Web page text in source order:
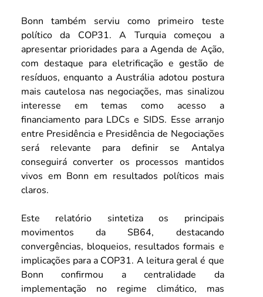
Bonn também serviu como primeiro teste
político da COP31. A Turquia começou a
apresentar prioridades para a Agenda de Ação,
com destaque para eletrificação e gestão de
resíduos, enquanto a Austrália adotou postura
mais cautelosa nas negociações, mas sinalizou
interesse em temas como acesso a
financiamento para LDCs e SIDS. Esse arranjo
entre Presidência e Presidência de Negociações
será relevante para definir se Antalya
conseguirá converter os processos mantidos
vivos em Bonn em resultados políticos mais
claros.
Este relatório sintetiza os principais
movimentos da SB64, destacando
convergências, bloqueios, resultados formais e
implicações para a COP31. A leitura geral é que
Bonn confirmou a centralidade da
implementação no regime climático, mas